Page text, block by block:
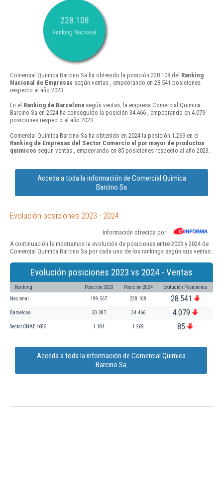
228.108
Ranking Nacional
Comercial Quimica Barcino Sa ha obtenido la posición 228.108 del Ranking
Nacional de Empresas según ventas , empeorando en 28.541 posiciones
respecto al año 2023.
En el Ranking de Barcelona según ventas, la empresa Comercial Quimica
Barcino Sa en 2024 ha conseguido la posición 34.466 , empeorando en 4.079
posiciones respecto al año 2023.
Comercial Quimica Barcino Sa ha obtenido en 2024 la posición 1.269 en el
Ranking de Empresas del Sector Comercio al por mayor de productos
químicos según ventas , empeorando en 85 posiciones respecto al año 2023.
Acceda a toda la información de Comercial Quimica
Barcino Sa
Evolución posiciones 2023 - 2024
Información ofrecida por
A continuación le mostramos la evolución de posiciones entre 2023 y 2024 de
Comercial Quimica Barcino Sa por cada uno de los rankings según sus ventas:
Evolución posiciones 2023 vs 2024 - Ventas
Ranking Posición 2023 Posición 2024 Evolución Posiciones
Nacional 199.567 228.108 28.541
Barcelona 30.387 34.466 4.079
Sector CNAE 4685 1.184 1.269 85
Acceda a toda la información de Comercial Quimica
Barcino Sa